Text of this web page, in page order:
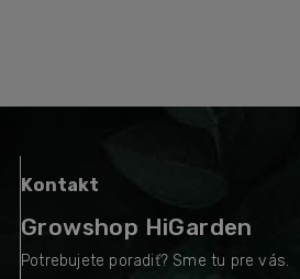
Kontakt
Growshop HiGarden